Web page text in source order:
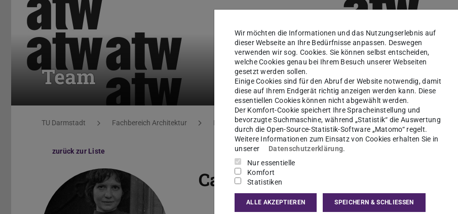
Team
Sie befinden sich hier:
TU Darmstadt Fachbereich Architektur Mehr erfahren Architekturtheorie und -wissenschaft Fachgebiet
zurück zur Liste
Catherine Greiner
Wir möchten die Informationen und das Nutzungserlebnis auf
dieser Webseite an Ihre Bedürfnisse anpassen. Deswegen
verwenden wir sog. Cookies. Sie können selbst entscheiden,
welche Cookies genau bei Ihrem Besuch unserer Webseiten
gesetzt werden sollen.
Einige Cookies sind für den Abruf der Website notwendig, damit
diese auf Ihrem Endgerät richtig anzeigen werden kann. Diese
essentiellen Cookies können nicht abgewählt werden.
Der Komfort-Cookie speichert Ihre Spracheinstellung und
bevorzugte Suchmaschine, während „Statistik“ die Auswertung
durch die Open-Source-Statistik-Software „Matomo“ regelt.
Weitere Informationen zum Einsatz von Cookies erhalten Sie in
unserer
Datenschutzerklärung.
Nur essentielle
Komfort
Statistiken
ALLE AKZEPTIEREN SPEICHERN & SCHLIESSEN